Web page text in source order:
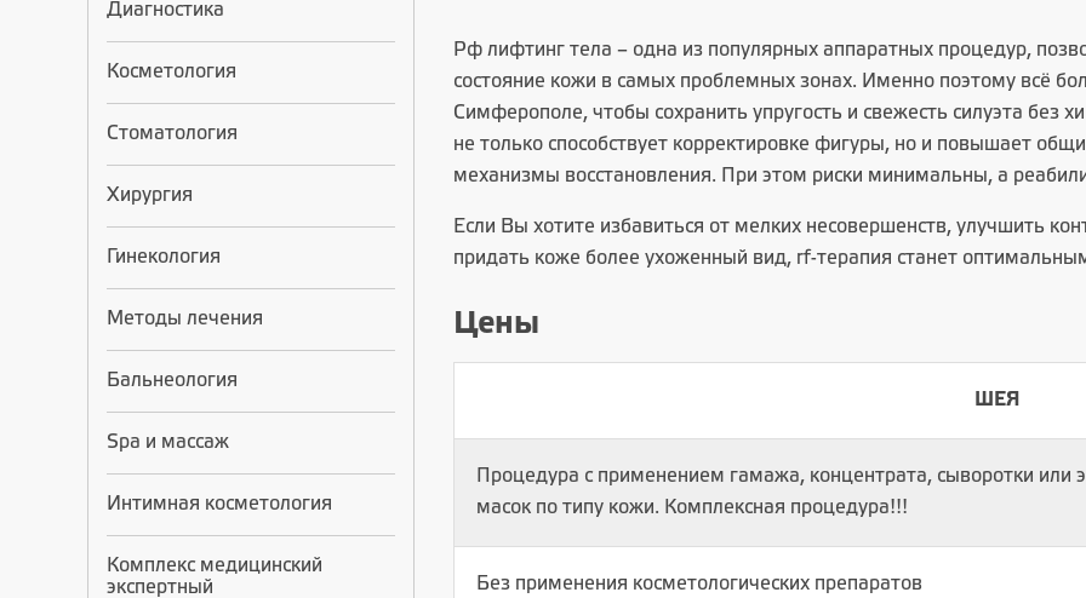
Диагностика
Косметология
Стоматология
Хирургия
Гинекология
Методы лечения
Бальнеология
Spa и массаж
Интимная косметология
Комплекс медицинский
экспертный
Рф лифтинг тела – одна из популярных аппаратных процедур,
состояние кожи в самых проблемных зонах. Именно поэтому всё
Симферополе, чтобы сохранить упругость и свежесть силуэта без
не только способствует корректировке фигуры, но и повышает
механизмы восстановления. При этом риски минимальны, а
Если Вы хотите избавиться от мелких несовершенств, улучшить
придать коже более ухоженный вид, rf-терапия станет
Цены
ШЕЯ
Процедура с применением гамажа, концентрата, сыворотки или
масок по типу кожи. Комплексная процедура!!!
Без применения косметологических препаратов